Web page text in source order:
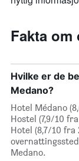
Fakta
Hvilke er de
Medano?
Hotel Médano
Hostel (7,9/10
Hotel (8,7/10 fra
Medano.